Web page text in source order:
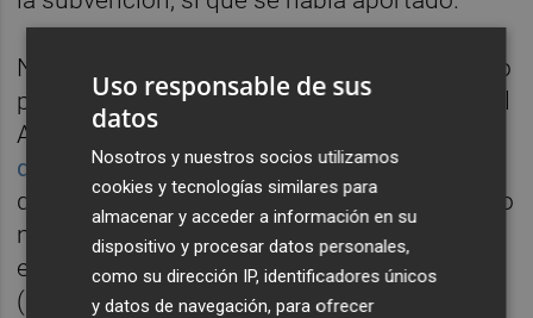
No obstante, en un segundo decreto firmado
por Mompó el 17 de julio -y que se notificó al
Ayuntamiento el 1 de agosto-
desestimó dicho recursoamparándose en
que la solicitud presentada por el consistorio
no cumplía los requisitos mínimos exigidos
en la Ordenanza General de Subvenciones
(OGS), al carecer de un proyecto de
Uso responsable de sus
datos
Nosotros y nuestros socios utilizamos
cookies y tecnologías similares para
almacenar y acceder a información en su
dispositivo y procesar datos personales,
como su dirección IP, identificadores únicos
y datos de navegación, para ofrecer